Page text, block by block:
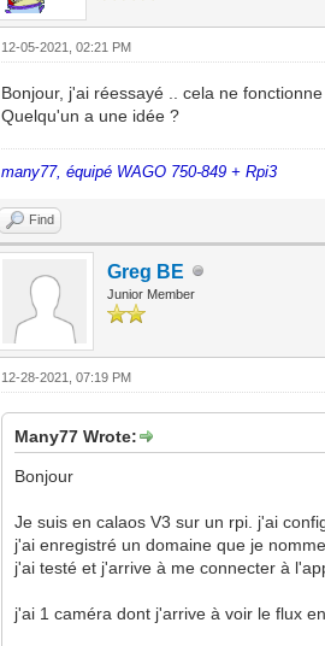
12-05-2021, 02:21 PM
Bonjour, j'ai réessayé .. cela ne
Quelqu'un a une idée ?
many77, équipé WAGO 750-849 + Rpi3
Find
Greg BE
Junior Member
12-28-2021, 07:19 PM
Many77 Wrote:
Bonjour
Je suis en calaos V3 sur un rpi. j'ai
j'ai enregistré un domaine que je
j'ai testé et j'arrive à me connecter à
j'ai 1 caméra dont j'arrive à voir le flux